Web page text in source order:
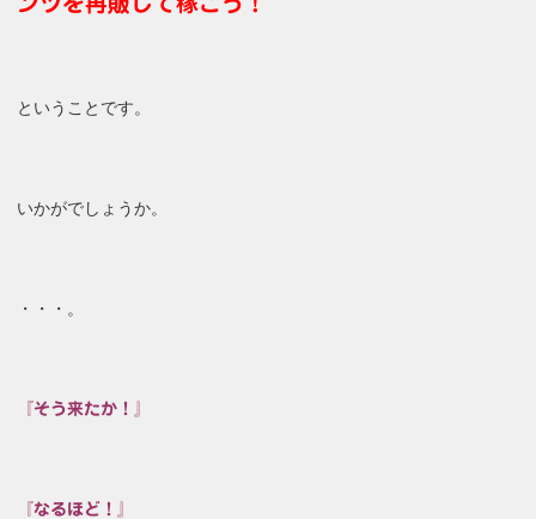
ということです。
いかがでしょうか。
・・・。
『そう来たか！』
『なるほど！』